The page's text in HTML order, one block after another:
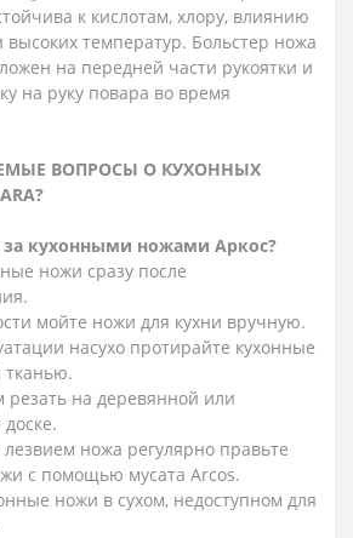
к кислотам, хлору, влиянию
температур. Больстер ножа
на передней части рукоятки и
на руку повара во время
ВОПРОСЫ О КУХОННЫХ
за кухонными ножами Аркос?
ножи сразу после
мойте ножи для кухни вручную.
насухо протирайте кухонные
тканью.
резать на деревянной или
лезвием ножа регулярно правьте
с помощью мусата Arcos.
ножи в сухом, недоступном для